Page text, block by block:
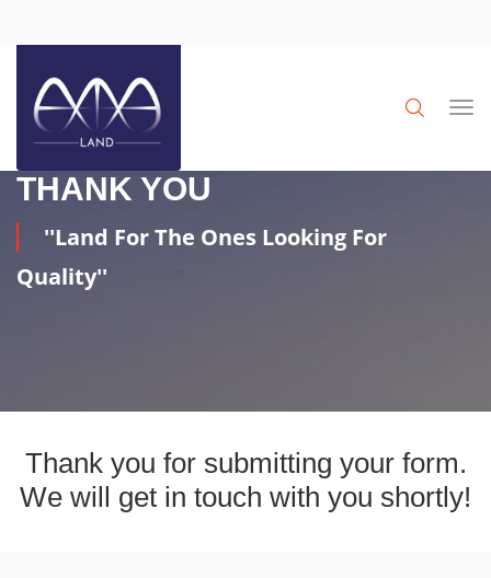
THANK YOU
''Land For The Ones Looking For
Quality''
Thank you for submitting your form.
We will get in touch with you shortly!